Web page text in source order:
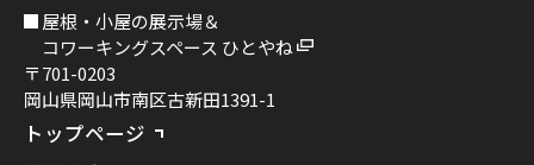
屋根・小屋の展示場＆
コワーキングスペース ひとやね
〒701-0203
岡山県岡山市南区古新田1391-1
トップページ